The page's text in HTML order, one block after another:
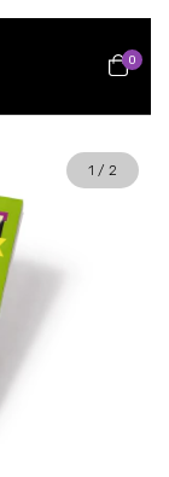
0
1 / 2